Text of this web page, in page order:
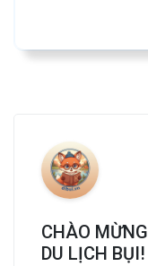
CHÀO
DU LỊCH BỤI!